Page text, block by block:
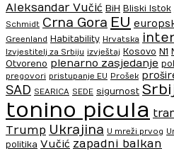
Aleksandar Vučić BiH Bliski Istok
Schmidt Crna Gora EU
Greenland Habitability Hrvatska
Izvjestitelj za Srbiju izvještaj Kosovo N1
Otvoreno plenarno zasjedanje
pregovori pristupanje EU Prošek
SAD SEARICA SEDE sigurnost
tonino picula
Trump Ukrajina U mreži prvog
politika Vučić zapadni balkan